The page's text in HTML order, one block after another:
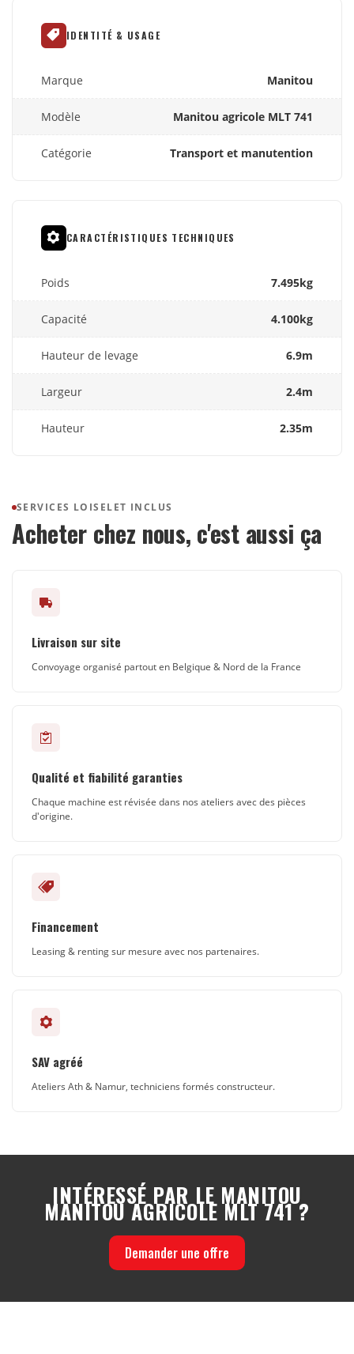
IDENTITÉ & USAGE
Marque Manitou
Modèle Manitou agricole MLT 741
Catégorie Transport et manutention
CARACTÉRISTIQUES TECHNIQUES
Poids 7.495kg
Capacité 4.100kg
Hauteur de levage 6.9m
Largeur 2.4m
Hauteur 2.35m
SERVICES LOISELET INCLUS
Acheter chez nous, c'est aussi ça
Livraison sur site
Convoyage organisé partout en Belgique & Nord de la France
Qualité et fiabilité garanties
Chaque machine est révisée dans nos ateliers avec des pièces
d'origine.
Financement
Leasing & renting sur mesure avec nos partenaires.
SAV agréé
Ateliers Ath & Namur, techniciens formés constructeur.
INTÉRESSÉ PAR LE MANITOU
MANITOU AGRICOLE MLT 741 ?
Demander une offre